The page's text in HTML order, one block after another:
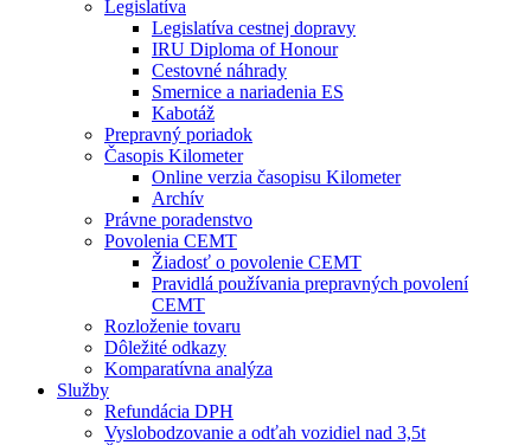
Legislatíva
Legislatíva cestnej dopravy
IRU Diploma of Honour
Cestovné náhrady
Smernice a nariadenia ES
Kabotáž
Prepravný poriadok
Časopis Kilometer
Online verzia časopisu Kilometer
Archív
Právne poradenstvo
Povolenia CEMT
Žiadosť o povolenie CEMT
Pravidlá používania prepravných povolení
CEMT
Rozloženie tovaru
Dôležité odkazy
Komparatívna analýza
Služby
Refundácia DPH
Vyslobodzovanie a odťah vozidiel nad 3,5t